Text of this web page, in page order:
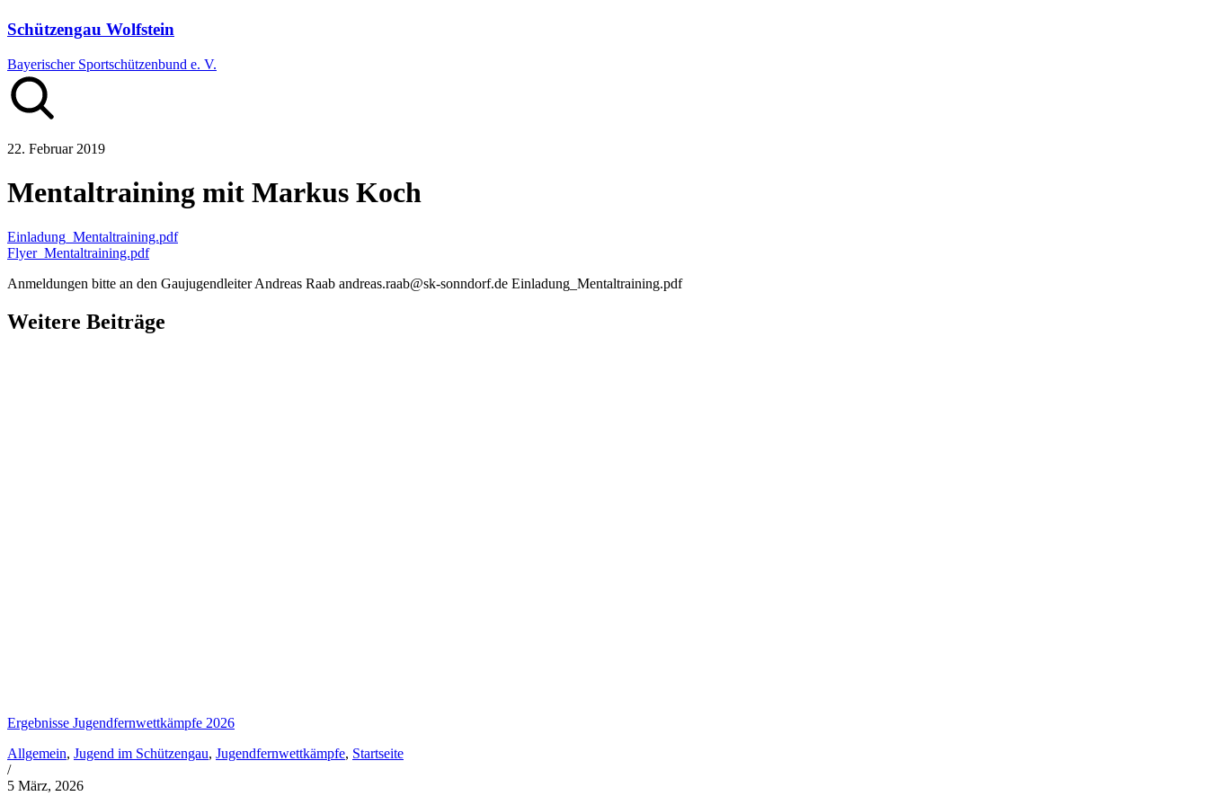
Schützengau Wolfstein
Bayerischer Sportschützenbund e. V.
22. Februar 2019
Mentaltraining mit Markus Koch
Einladung_Mentaltraining.pdf
Flyer_Mentaltraining.pdf
Anmeldungen bitte an den Gaujugendleiter Andreas Raab andreas.raab@sk-sonndorf.de Einladung_Mentaltraining.pdf
Weitere Beiträge
Ergebnisse Jugendfernwettkämpfe 2026
Allgemein, Jugend im Schützengau, Jugendfernwettkämpfe, Startseite
/
5 März, 2026